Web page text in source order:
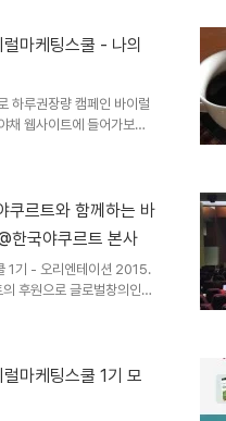
을 할수 있는 사람이 얼마
바이럴마케팅스쿨 우수수
장학생으로 최종 5명이 선
마케팅스쿨 - 나의
하루권장량 캠페인 바이럴
채 웹사이트에 들어가보았
장량 정보가 보였다. 미국:
채 350g이다.350g대체 얼
요만큼의 쌈채소 꾸러미가
를 좋아하는 사람이라..
쿠르트와 함께하는 바
한국야쿠르트 본사
1기 - 오리엔테이션 2015.
후원으로 글로벌창의인재
엔테이션을 진행했다.20명
이럴 마케팅을 하기 위해
직접 홍보하는 시스템이
에서 오쓰카 에이지를 인용
마케팅스쿨 1기 모